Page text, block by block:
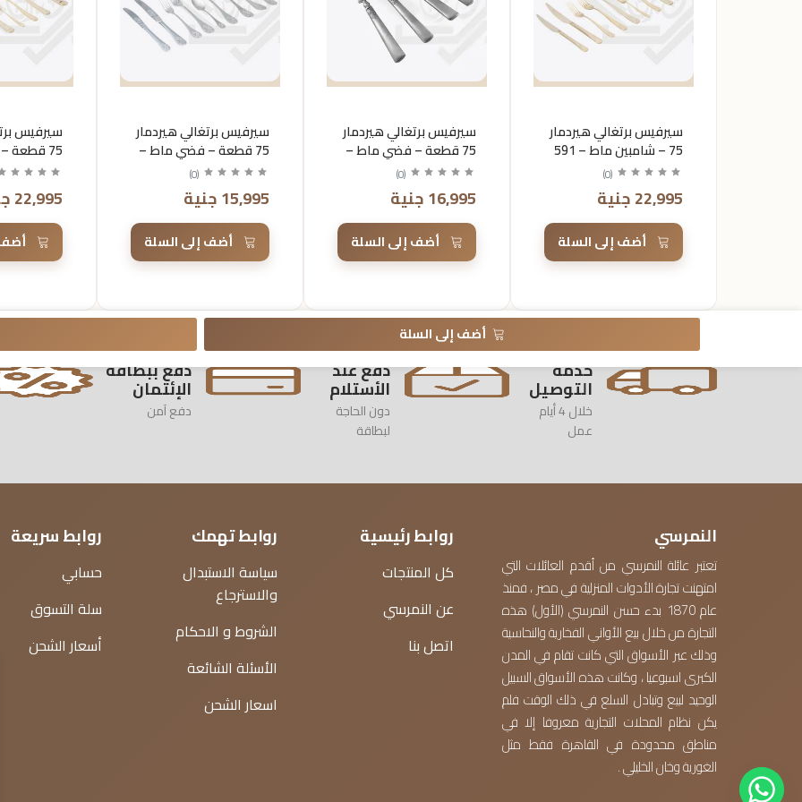
سيرفيس برتغالي هيردمار
75 – شامبين ماط – 591
(
0
)
22,995 جنية
أضف إلى السلة
سيرفيس برتغالي هيردمار
75 قطعة – فضي ماط –
996
(
0
)
16,995 جنية
أضف إلى السلة
سيرفيس برتغالي هيردمار
75 قطعة – فضي ماط –
957
(
0
)
15,995 جنية
أضف إلى السلة
سيرفيس
75 قطعة
860
22,995 جنية
أضف إلى السلة
خدمة
التوصيل
خلال 4 أيام
عمل
دفع عند
الأستلام
دون الحاجة
لبطاقة
دفع ببطاقة
الإئتمان
دفع آمن
النمرسي
تعتبر عائلة النمرسي من أقدم العائلات التي
امتهنت تجارة الأدوات المنزلية في مصر ، فمنذ
عام 1870 بدء حسن النمرسي (الأول) هذه
التجارة من خلال بيع الأواني الفخارية والنحاسية
وذلك عبر الأسواق التي كانت تقام في المدن
الكبرى اسبوعيا ، وكانت هذه الأسواق السبيل
الوحيد لبيع وتبادل السلع في ذلك الوقت فلم
يكن نظام المحلات التجارية معروفا إلا في
مناطق محدودة في القاهرة فقط مثل
الغورية وخان الخليلي .
روابط رئيسية
كل المنتجات
عن النمرسي
اتصل بنا
روابط تهمك
سياسة الاستبدال
والاسترجاع
الشروط و الاحكام
الأسئلة الشائعة
اسعار الشحن
روابط سريعة
حسابي
سلة التسوق
أسعار الشحن